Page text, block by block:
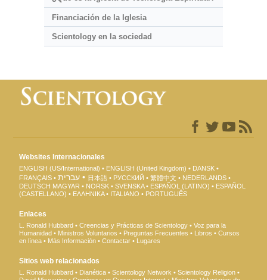
Financiación de la Iglesia
Scientology en la sociedad
Websites Internacionales
ENGLISH (US/International) ENGLISH (United Kingdom)
DANSK
FRANÇAIS
עברית 日本語 РУССКИЙ 繁體中文
NEDERLANDS
DEUTSCH MAGYAR NORSK SVENSKA ESPAÑOL (LATINO)
ESPAÑOL
(CASTELLANO)
ΕΛΛΗΝΙΚA ITALIANO PORTUGUÊS
Enlaces
L. Ronald Hubbard Creencias y Prácticas de Scientology
Voz para la
Humanidad
Ministros Voluntarios Preguntas Frecuentes Libros
Cursos
en línea
Más Información Contactar Lugares
Sitios web relacionados
L. Ronald Hubbard Dianética Scientology Network
Scientology Religion